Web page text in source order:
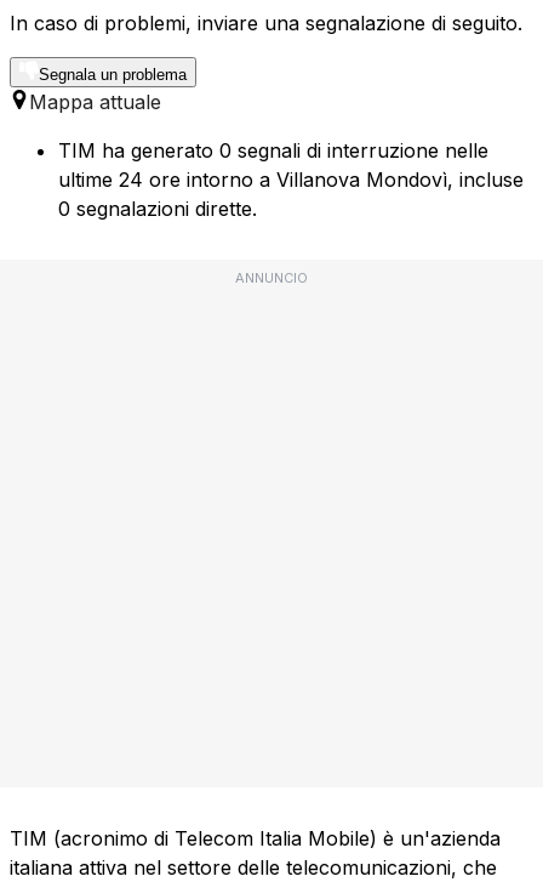
In caso di problemi, inviare una segnalazione di seguito.
Segnala un problema
Mappa attuale
TIM ha generato 0 segnali di interruzione nelle
ultime 24 ore intorno a Villanova Mondovì, incluse
0 segnalazioni dirette.
ANNUNCIO
TIM (acronimo di Telecom Italia Mobile) è un'azienda
italiana attiva nel settore delle telecomunicazioni, che